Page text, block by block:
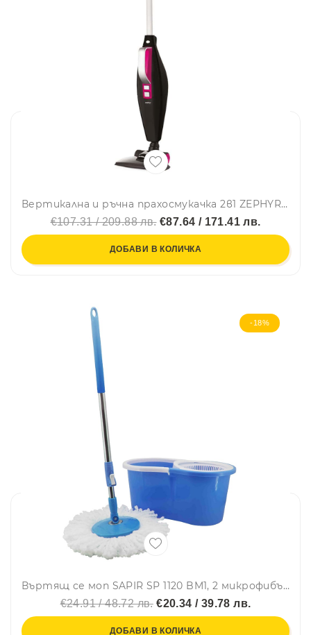
Вертикална и ръчна прахосмукачка 2в1 ZEPHYR ZP 1001 TR, 800W, 1.2 литра, Без торба, Черен/розов
€107.31 / 209.88 лв.€87.64 / 171.41 лв.
ДОБАВИ В КОЛИЧКА
-18%
Въртящ се моп SAPIR SP 1120 BM1, 2 микрофибърни глави, Центрофуга, Стоманена дръжка, Син
€24.91 / 48.72 лв.€20.34 / 39.78 лв.
ДОБАВИ В КОЛИЧКА